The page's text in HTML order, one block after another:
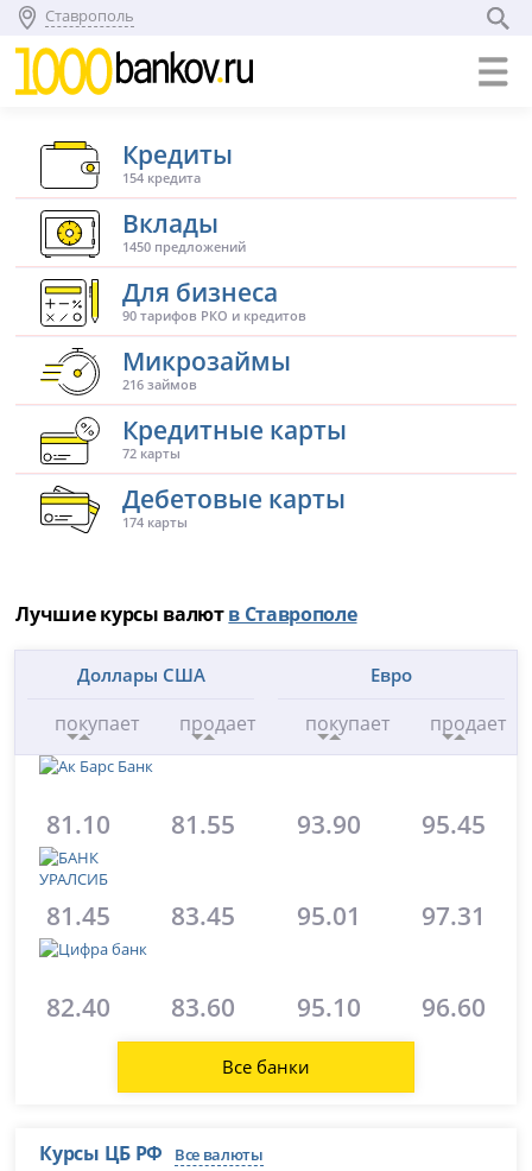
Ставрополь
Кредиты
154 кредита
Вклады
1450 предложений
Для бизнеса
90 тарифов РКО и кредитов
Микрозаймы
216 займов
Кредитные карты
72 карты
Дебетовые карты
174 карты
Лучшие курсы валютв Ставрополе
Доллары США
покупает продает
Евро
покупает продает
81.10 81.55 93.90 95.45
81.45 83.45 95.01 97.31
82.40 83.60 95.10 96.60
Все банки
Курсы ЦБ РФ Все валюты